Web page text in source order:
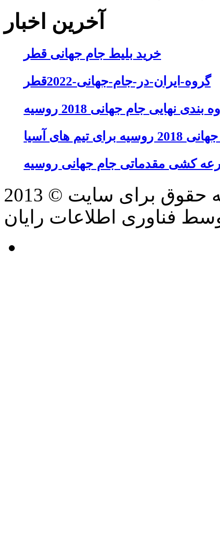
آخرین اخبار
خرید بلیط جام جهانی قطر
گروه-ایران-در-جام-جهانی-2022قطر
بندی نهایی جام جهانی 2018 روسیه
های آسیا
کشی مقدماتی جام جهانی روسیه
فناوری اطلاعات رایان